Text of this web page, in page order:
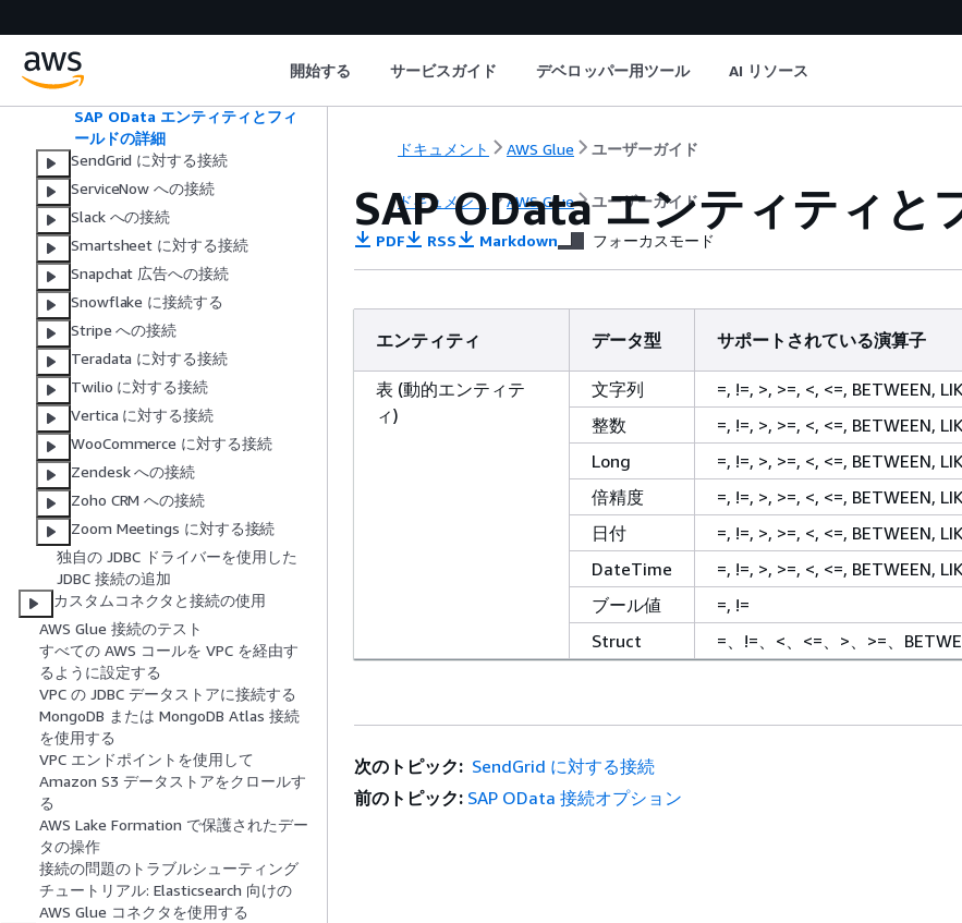
開始する サービスガイド デベロッパー用ツール AI リソース
SAP OData エンティティとフィ
ールドの詳細
SendGrid に対する接続
ServiceNow への接続
Slack への接続
Smartsheet に対する接続
Snapchat 広告への接続
Snowflake に接続する
Stripe への接続
Teradata に対する接続
Twilio に対する接続
Vertica に対する接続
WooCommerce に対する接続
Zendesk への接続
Zoho CRM への接続
Zoom Meetings に対する接続
独自の JDBC ドライバーを使用した
JDBC 接続の追加
カスタムコネクタと接続の使用
AWS Glue 接続のテスト
すべての AWS コールを VPC を経由す
るように設定する
VPC の JDBC データストアに接続する
MongoDB または MongoDB Atlas 接続
を使用する
VPC エンドポイントを使用して
Amazon S3 データストアをクロールす
る
AWS Lake Formation で保護されたデー
タの操作
接続の問題のトラブルシューティング
チュートリアル: Elasticsearch 向けの
AWS Glue コネクタを使用する
ドキュメント AWS Glue ユーザーガイド
ドキュメント AWS Glue ユーザーガイド
SAP OData エンティティと
PDF RSS Markdown フォーカスモード
エンティティ データ型 サポートされている演算子
表 (動的エンティテ
ィ)
文字列
=, !=, >, >=, <, <=, BETWEEN,
整数
=, !=, >, >=, <, <=, BETWEEN,
Long
=, !=, >, >=, <, <=, BETWEEN,
倍精度
=, !=, >, >=, <, <=, BETWEEN,
日付
=, !=, >, >=, <, <=, BETWEEN,
DateTime
=, !=, >, >=, <, <=, BETWEEN,
ブール値
=, !=
Struct
=、!=、<、<=、>、>=、
次のトピック: SendGrid に対する接続
前のトピック: SAP OData 接続オプション